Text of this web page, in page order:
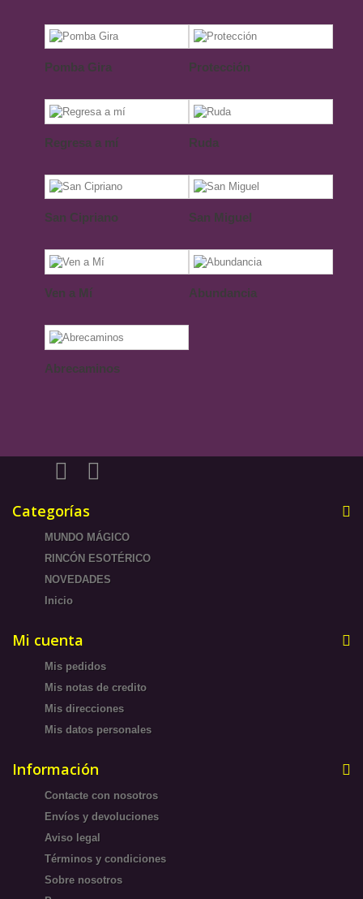
Pomba Gira Protección
Regresa a mí Ruda
San Cipriano San Miguel
Ven a Mí Abundancia
Abrecaminos
Categorías
MUNDO MÁGICO
RINCÓN ESOTÉRICO
NOVEDADES
Inicio
Mi cuenta
Mis pedidos
Mis notas de credito
Mis direcciones
Mis datos personales
Información
Contacte con nosotros
Envíos y devoluciones
Aviso legal
Términos y condiciones
Sobre nosotros